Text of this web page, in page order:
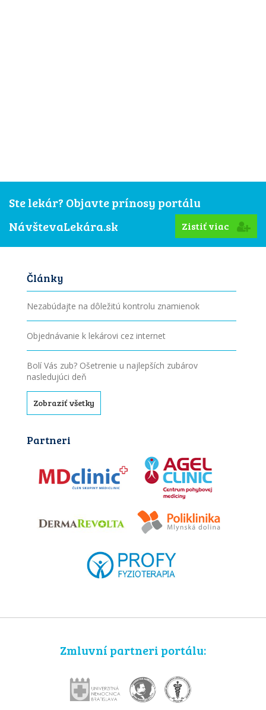
Ste lekár? Objavte prínosy portálu
NávštevaLekára.sk
Zistiť viac
Články
Nezabúdajte na dôležitú kontrolu znamienok
Objednávanie k lekárovi cez internet
Bolí Vás zub? Ošetrenie u najlepších zubárov
nasledujúci deň
Zobraziť všetky
Partneri
Zmluvní partneri portálu: